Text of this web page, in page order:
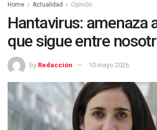
Home Actualidad Opinión
Hantavirus: amenaza
que sigue entre
by Redacción 10 mayo 2026